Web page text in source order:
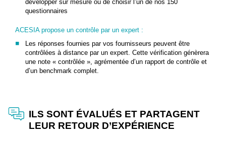
développer sur mesure ou de choisir l’un de nos 150
questionnaires
ACESIA propose un contrôle par un expert :
Les réponses fournies par vos fournisseurs peuvent être
contrôlées à distance par un expert. Cette vérification génèrera
une note « contrôlée », agrémentée d’un rapport de contrôle et
d’un benchmark complet.
ILS SONT ÉVALUÉS ET PARTAGENT
LEUR RETOUR D’EXPÉRIENCE